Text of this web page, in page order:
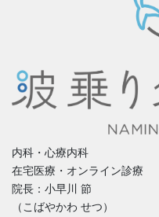
内科・心療内科
在宅医療・オンライン診療
院長：小早川 節
（こばやかわ せつ）